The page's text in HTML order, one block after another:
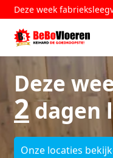
Deze week
Deze
2dagen
Onze locaties